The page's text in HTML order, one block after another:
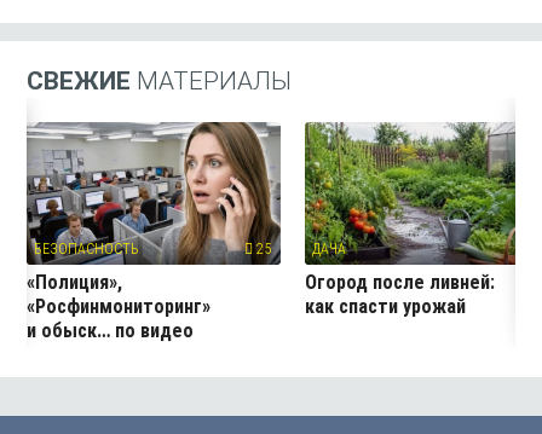
СВЕЖИЕ МАТЕРИАЛЫ
БЕЗОПАСНОСТЬ 25
«Полиция»,
«Росфинмониторинг»
и обыск… по видео
ДАЧА
Огород после ливней:
как спасти урожай